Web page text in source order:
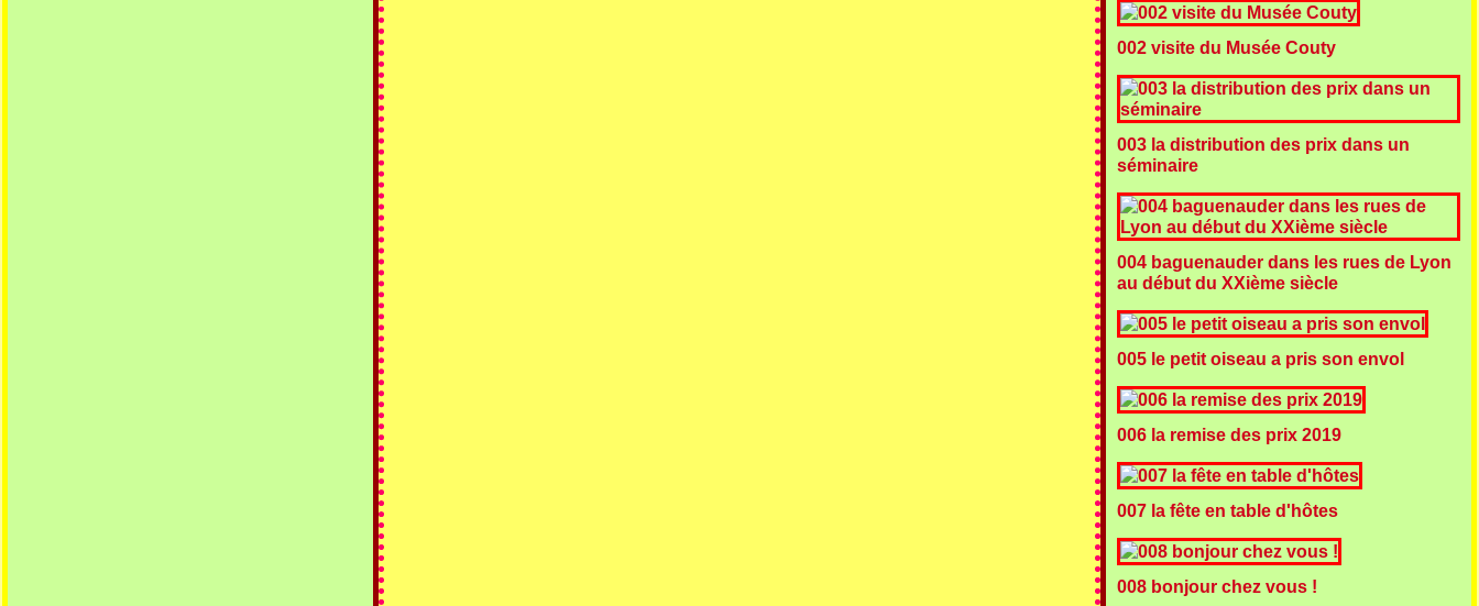
002 visite du Musée Couty
003 la distribution des prix dans un
séminaire
004 baguenauder dans les rues de Lyon
au début du XXième siècle
005 le petit oiseau a pris son envol
006 la remise des prix 2019
007 la fête en table d'hôtes
008 bonjour chez vous !